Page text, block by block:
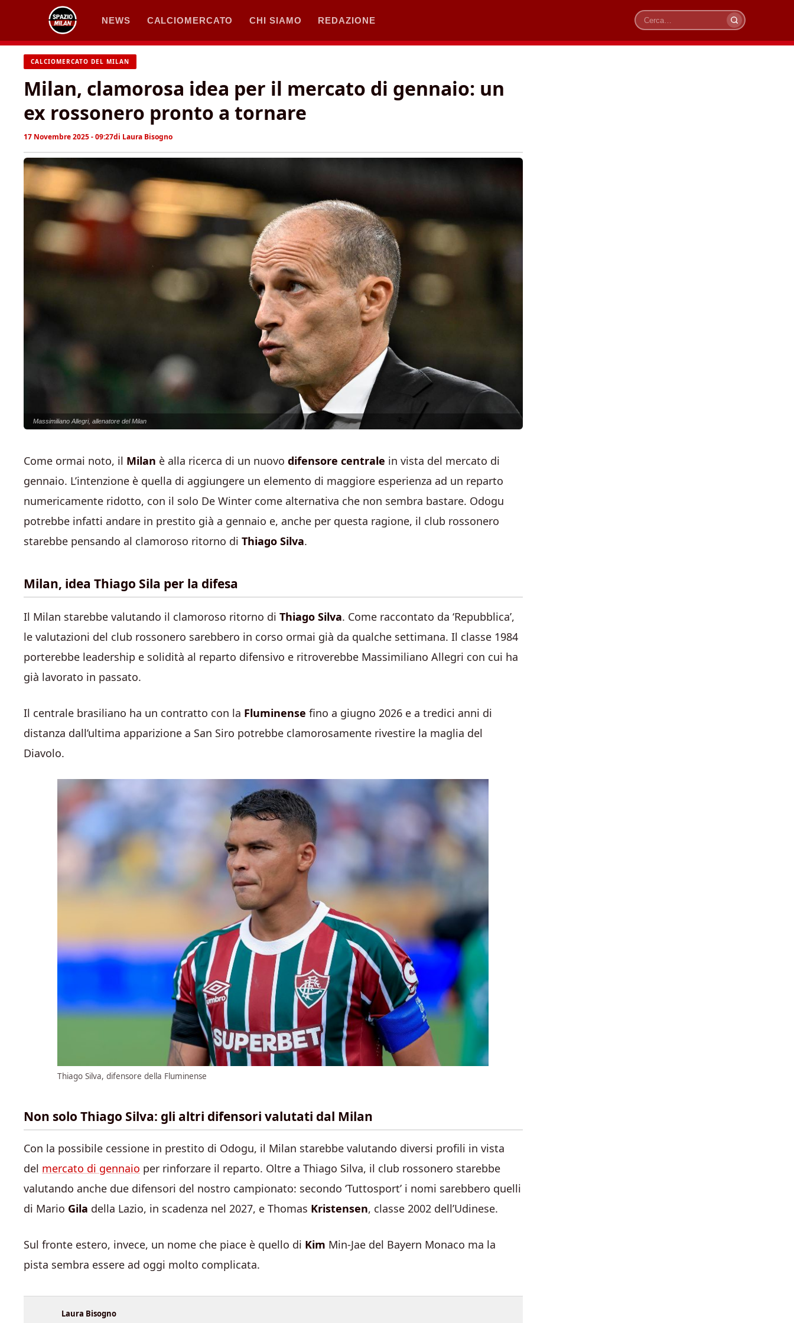
contenuto
NEWS CALCIOMERCATO CHI SIAMO REDAZIONE
Cerca
CALCIOMERCATO DEL MILAN
Milan, clamorosa idea per il mercato di gennaio: un
ex rossonero pronto a tornare
17 Novembre 2025 - 09:27di Laura Bisogno
Massimiliano Allegri, allenatore del Milan
Come ormai noto, il Milan è alla ricerca di un nuovo difensore centrale in vista del mercato di
gennaio. L’intenzione è quella di aggiungere un elemento di maggiore esperienza ad un reparto
numericamente ridotto, con il solo De Winter come alternativa che non sembra bastare. Odogu
potrebbe infatti andare in prestito già a gennaio e, anche per questa ragione, il club rossonero
starebbe pensando al clamoroso ritorno di Thiago Silva.
Milan, idea Thiago Sila per la difesa
Il Milan starebbe valutando il clamoroso ritorno di Thiago Silva. Come raccontato da ‘Repubblica’,
le valutazioni del club rossonero sarebbero in corso ormai già da qualche settimana. Il classe 1984
porterebbe leadership e solidità al reparto difensivo e ritroverebbe Massimiliano Allegri con cui ha
già lavorato in passato.
Il centrale brasiliano ha un contratto con la Fluminense fino a giugno 2026 e a tredici anni di
distanza dall’ultima apparizione a San Siro potrebbe clamorosamente rivestire la maglia del
Diavolo.
Thiago Silva, difensore della Fluminense
Non solo Thiago Silva: gli altri difensori valutati dal Milan
Con la possibile cessione in prestito di Odogu, il Milan starebbe valutando diversi profili in vista
del mercato di gennaio per rinforzare il reparto. Oltre a Thiago Silva, il club rossonero starebbe
valutando anche due difensori del nostro campionato: secondo ‘Tuttosport’ i nomi sarebbero quelli
di Mario Gila della Lazio, in scadenza nel 2027, e Thomas Kristensen, classe 2002 dell’Udinese.
Sul fronte estero, invece, un nome che piace è quello di Kim Min-Jae del Bayern Monaco ma la
pista sembra essere ad oggi molto complicata.
Laura Bisogno